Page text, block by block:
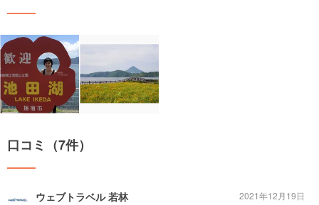
口コミ（7件）
ウェブトラベル 若林
2021年12月19日